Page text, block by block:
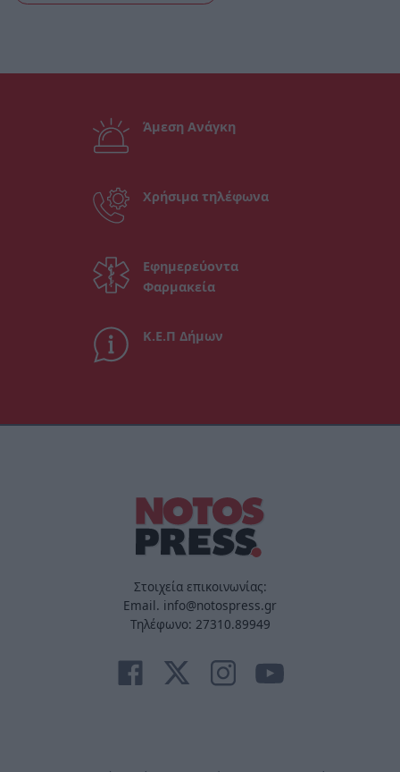
Άμεση Ανάγκη
Χρήσιμα τηλέφωνα
Εφημερεύοντα
Φαρμακεία
Κ.Ε.Π Δήμων
Στοιχεία επικοινωνίας:
Email. info@notospress.gr
Τηλέφωνο: 27310.89949